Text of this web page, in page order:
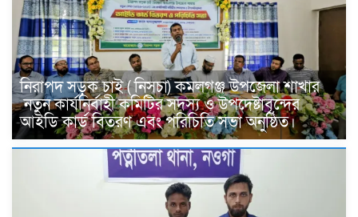
নিরাপদ সড়ক চাই ( নিসচা) কমলগঞ্জ উপজেলা শাখার
নতুন কার্যনির্বাহী কমিটির সদস্য ও উপদেষ্টাবৃন্দের
আইডি কার্ড বিতরণ এবং পরিচিতি সভা অনুষ্ঠিত।